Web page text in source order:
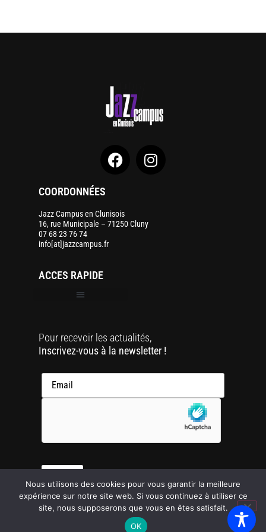
COORDONNÉES
Jazz Campus en Clunisois
16, rue Municipale – 71250 Cluny
07 68 23 76 74
info[at]jazzcampus.fr
ACCES RAPIDE
Pour recevoir les actualités,
Inscrivez-vous à la newsletter !
Nous utilisons des cookies pour vous garantir la meilleure
expérience sur notre site web. Si vous continuez à utiliser ce
site, nous supposerons que vous en êtes satisfait.
OK